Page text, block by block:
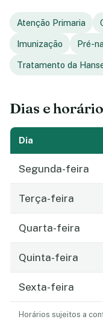
Atenção Primaria
Imunização Pré-
Tratamento da
Dias e
Dia
Segunda-feira
Terça-feira
Quarta-feira
Quinta-feira
Sexta-feira
Horários sujeitos a